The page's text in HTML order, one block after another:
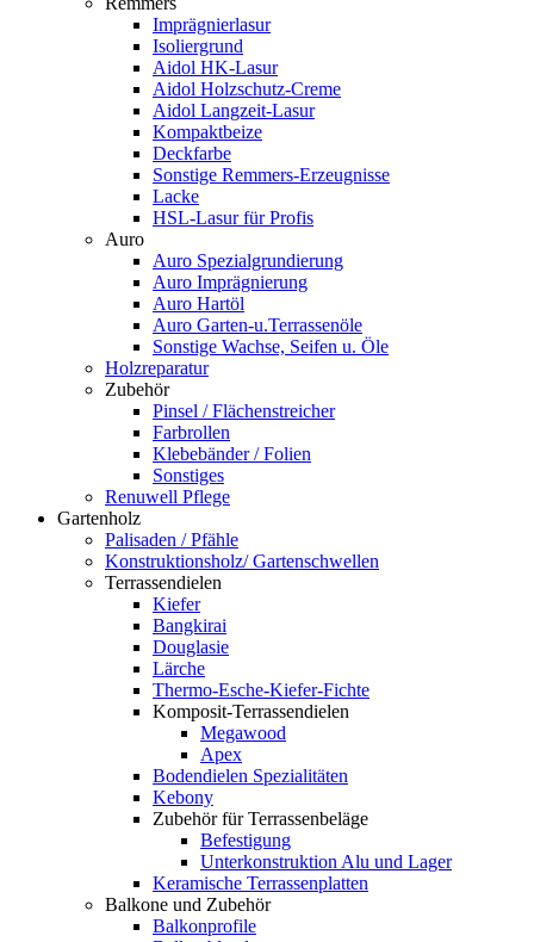
Imprägnierlasur
Isoliergrund
Aidol HK-Lasur
Aidol Holzschutz-Creme
Aidol Langzeit-Lasur
Kompaktbeize
Deckfarbe
Sonstige Remmers-Erzeugnisse
Lacke
HSL-Lasur für Profis
Auro
Auro Spezialgrundierung
Auro Imprägnierung
Auro Hartöl
Auro Garten-u.Terrassenöle
Sonstige Wachse, Seifen u. Öle
Holzreparatur
Zubehör
Pinsel / Flächenstreicher
Farbrollen
Klebebänder / Folien
Sonstiges
Renuwell Pflege
Gartenholz
Palisaden / Pfähle
Konstruktionsholz/ Gartenschwellen
Terrassendielen
Kiefer
Bangkirai
Douglasie
Lärche
Thermo-Esche-Kiefer-Fichte
Komposit-Terrassendielen
Megawood
Apex
Bodendielen Spezialitäten
Kebony
Zubehör für Terrassenbeläge
Befestigung
Unterkonstruktion Alu und Lager
Keramische Terrassenplatten
Balkone und Zubehör
Balkonprofile